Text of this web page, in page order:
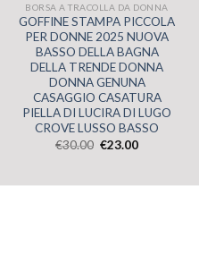
BORSA A TRACOLLA DA DONNA
GOFFINE STAMPA PICCOLA
PER DONNE 2025 NUOVA
BASSO DELLA BAGNA
DELLA TRENDE DONNA
DONNA GENUNA
CASAGGIO CASATURA
PIELLA DI LUCIRA DI LUGO
CROVE LUSSO BASSO
€30.00 €23.00